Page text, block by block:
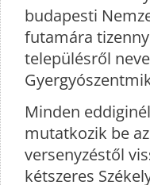
budapesti
futamára
településről
Minden
mutatkozik be
versenyzéstől
kétszeres